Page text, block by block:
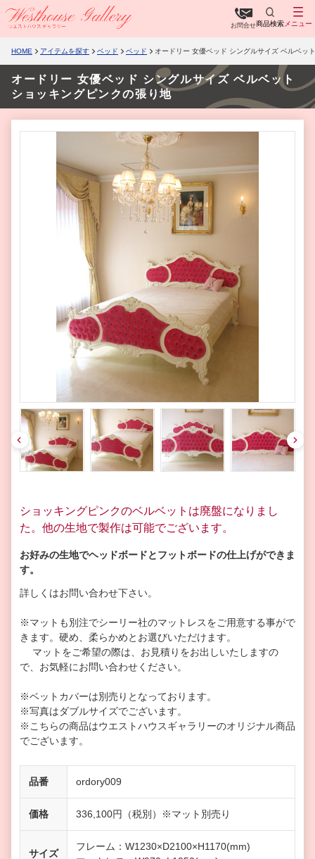
お問合せ商品検索 メニュー
HOME アイテムを探す ベッド ベッド オードリー 女優ベッド シングルサイズ ベルベッ
オードリー 女優ベッド シングルサイズ ベルベット
ショッキングピンクの張り地
pre
v
nex
t
ショッキングピンクのベルベットは廃盤になりまし
た。他の生地で製作は可能でございます。
お好みの生地でヘッドボードとフットボードの仕上げができま
す。
詳しくはお問い合わせ下さい。
※マットも別注でシーリー社のマットレスをご用意する事がで
きます。硬め、柔らかめとお選びいただけます。
マットをご希望の際は、お見積りをお出しいたしますの
で、お気軽にお問い合わせください。
※ベットカバーは別売りとなっております。
※写真はダブルサイズでございます。
※こちらの商品はウエストハウスギャラリーのオリジナル商品
でございます。
品番 ordory009
価格 336,100円（税別）※マット別売り
サイズ
フレーム：W1230×D2100×H1170(mm)